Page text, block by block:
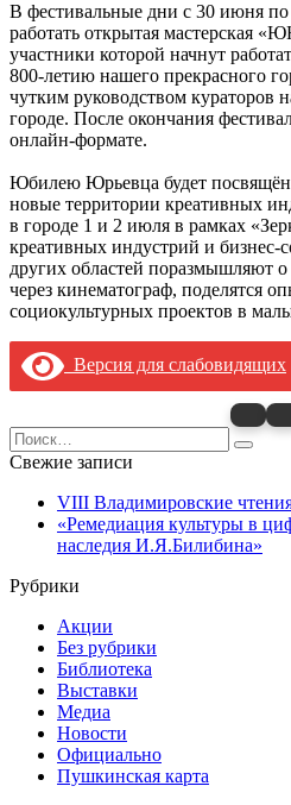
В фестивальные дни с 30 июня
работать открытая
участники которой начнут
800-летию нашего прекрасного
чутким руководством кураторов
городе. После окончания
онлайн-формате.
Юбилею Юрьевца будет
новые территории креативных
в городе 1 и 2 июля в рамках
креативных индустрий и бизнес-
других областей поразмышляют
через кинематограф, поделятся
социокультурных проектов в
Версия для слабовидящих
Search
for:
Свежие записи
VIII Владимировские
«Ремедиация культуры в
наследия И.Я.Билибина»
Рубрики
Акции
Без рубрики
Библиотека
Выставки
Медиа
Новости
Официально
Пушкинская карта